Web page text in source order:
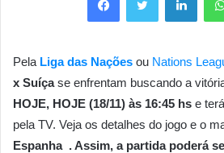
Pela Liga das Nações ou Nations
x Suíçase enfrentam buscando a
HOJE, HOJE (18/11) às 16:45 hs e
pela TV. Veja os detalhes do jogo e o
Espanha . Assim, a partida poderá